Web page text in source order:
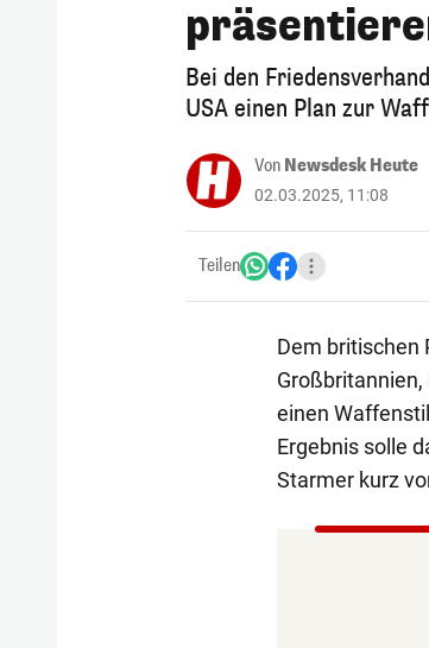
Bei den
USA einen Plan zur
Von Newsdesk Heute
02.03.2025, 11:08
Teilen
Dem britischen
einen
Ergebnis solle
Starmer kurz